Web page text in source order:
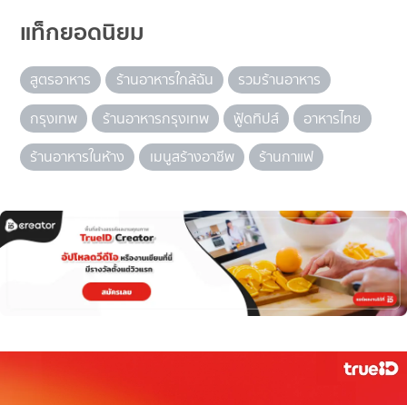
แท็กยอดนิยม
สูตรอาหาร ร้านอาหารใกล้ฉัน
รวมร้านอาหาร
กรุงเทพ
ร้านอาหารกรุงเทพ ฟู้ดทิปส์
อาหารไทย
ร้านอาหารในห้าง
เมนูสร้างอาชีพ ร้านกาแฟ